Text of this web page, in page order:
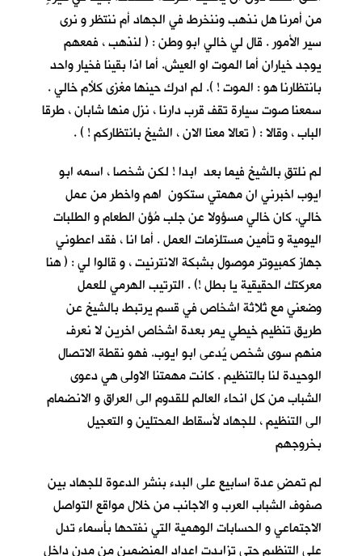
من أمرنا هل نذهب وننخرط في الجهاد أم ننتظر و نرى
سير الأمور . قال لي خالي ابو وطن : ( لنذهب ، فمعهم
يوجد خياران أما الموت او العيش. أما اذا بقينا فخيار واحد
بانتظارنا هو : الموت ! ). لم ادرك حينها مغزى كلأم خالي .
سمعنا صوت سيارة تقف قرب دارنا ، نزل منها شابان ، طرقا
الباب ، وقالا : ( تعالا معنا الان ، الشيخ بانتظاركم ! ) .
لم نلتقِ بالشيخ فيما بعد ابدا ! لكن شخصا ، اسمه ابو
ايوب اخبرني ان مهمتي ستكون اهم واخطر من عمل
خالي. كان خالي مسؤولا عن جلب مُؤن الطعام و الطلبات
اليومية و تأمين مستلزمات العمل . أما انا ، فقد اعطوني
جهاز كمبيوتر موصول بشبكة الانترنيت ، و قالوا لي : ( هنا
معركتك الحقيقية يا بطل !) . الترتيب الهرمي للعمل
وضعني مع ثلاثة اشخاص في قسم يرتبط بالشيخ عن
طريق تنظيم خيطي يمر بعدة اشخاص اخرين لا نعرف
منهم سوى شخص يُدعى ابو ايوب. فهو نقطة الاتصال
الوحيدة لنا بالتنظيم . كانت مهمتنا الاولى هي دعوى
الشباب من كل انحاء العالم للقدوم الى العراق و الانضمام
الى التنظيم ، للجهاد لأسقاط المحتلين و التعجيل
بخروجهم
لم تمضِ عدة اسابيع على البدء بنشر الدعوة للجهاد بين
صفوف الشباب العرب و الاجانب من خلال مواقع التواصل
الاجتماعي و الحسابات الوهمية التي نفتحها بأسماء تدل
على التنظيم حتى تزايدت اعداد المنضمين من مدن داخل